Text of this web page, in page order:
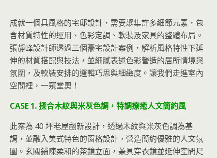
成就一個具風格的宅邸設計，需要聚集許多細節元素，包
含材質特性的運用、色彩定調、軟裝及家具的整體布局。
張靜峰設計師透過三個豪宅設計案例，解析風格特性下延
伸的材質搭配與技法，並細膩表述色彩營造的居所情境與
氛圍，及軟裝安排的邏輯巧思與細緻度。讓我們走進室內
空間裡，一窺堂奧！
CASE 1. 揉合木紋與米灰色調，特調療癒人文簡約風
此案為 40 坪老屋翻新設計，透過木紋與米灰色調為基
調，並融入美式特色的窗格設計，營造簡約優雅的人文氛
圍。玄關鋪陳柔和的茶鏡立面，兼具穿衣鏡並延伸空間尺